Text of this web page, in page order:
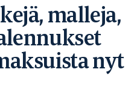
malleja,
nyt